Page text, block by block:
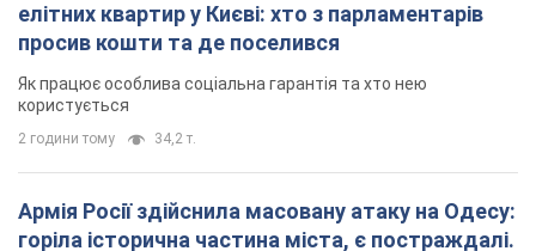
елітних квартир у Києві: хто з парламентарів
просив кошти та де поселився
Як працює особлива соціальна гарантія та хто нею
користується
2 години тому 34,2 т.
Армія Росії здійснила масовану атаку на Одесу:
горіла історична частина міста, є постраждалі.